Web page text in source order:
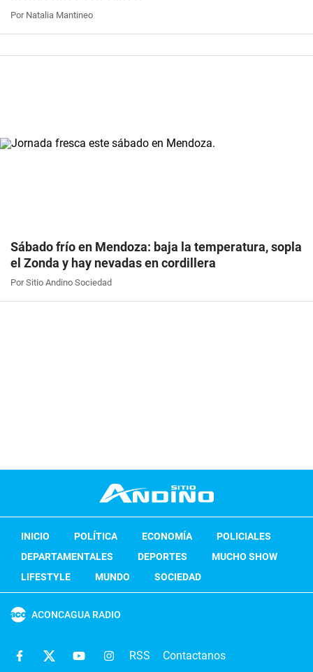
Por Natalia Mantineo
Sábado frío en Mendoza: baja la temperatura, sopla
el Zonda y hay nevadas en cordillera
Por Sitio Andino Sociedad
INICIO POLÍTICA ECONOMÍA
POLICIALES
DEPARTAMENTALES
DEPORTES
MUCHO SHOW
LIFESTYLE
MUNDO SOCIEDAD
ACONCAGUA RADIO
RSS Contactanos